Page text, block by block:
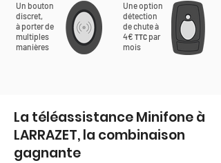
Un bouton
discret,
à porter de
multiples
manières
Une option
détection
de chute à
4€ TTC par
mois
La téléassistance Minifone à
LARRAZET, la combinaison
gagnante